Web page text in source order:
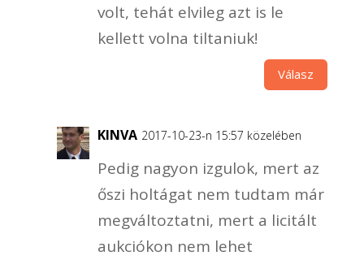
volt, tehát elvileg azt is le
kellett volna tiltaniuk!
Válasz
KINVA 2017-10-23-n 15:57 közelében
Pedig nagyon izgulok, mert az
őszi holtágat nem tudtam már
megváltoztatni, mert a licitált
aukciókon nem lehet